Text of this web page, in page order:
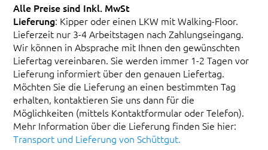
Alle Preise sind Inkl. MwSt
Lieferung: Kipper oder einen LKW mit Walking-Floor.
Lieferzeit nur 3-4 Arbeitstagen nach Zahlungseingang.
Wir können in Absprache mit Ihnen den gewünschten
Liefertag vereinbaren. Sie werden immer 1-2 Tagen vor
Lieferung informiert über den genauen Liefertag.
Möchten Sie die Lieferung an einen bestimmten Tag
erhalten, kontaktieren Sie uns dann für die
Möglichkeiten (mittels Kontaktformular oder Telefon).
Mehr Information über die Lieferung finden Sie hier:
Transport und Lieferung von Schüttgut.